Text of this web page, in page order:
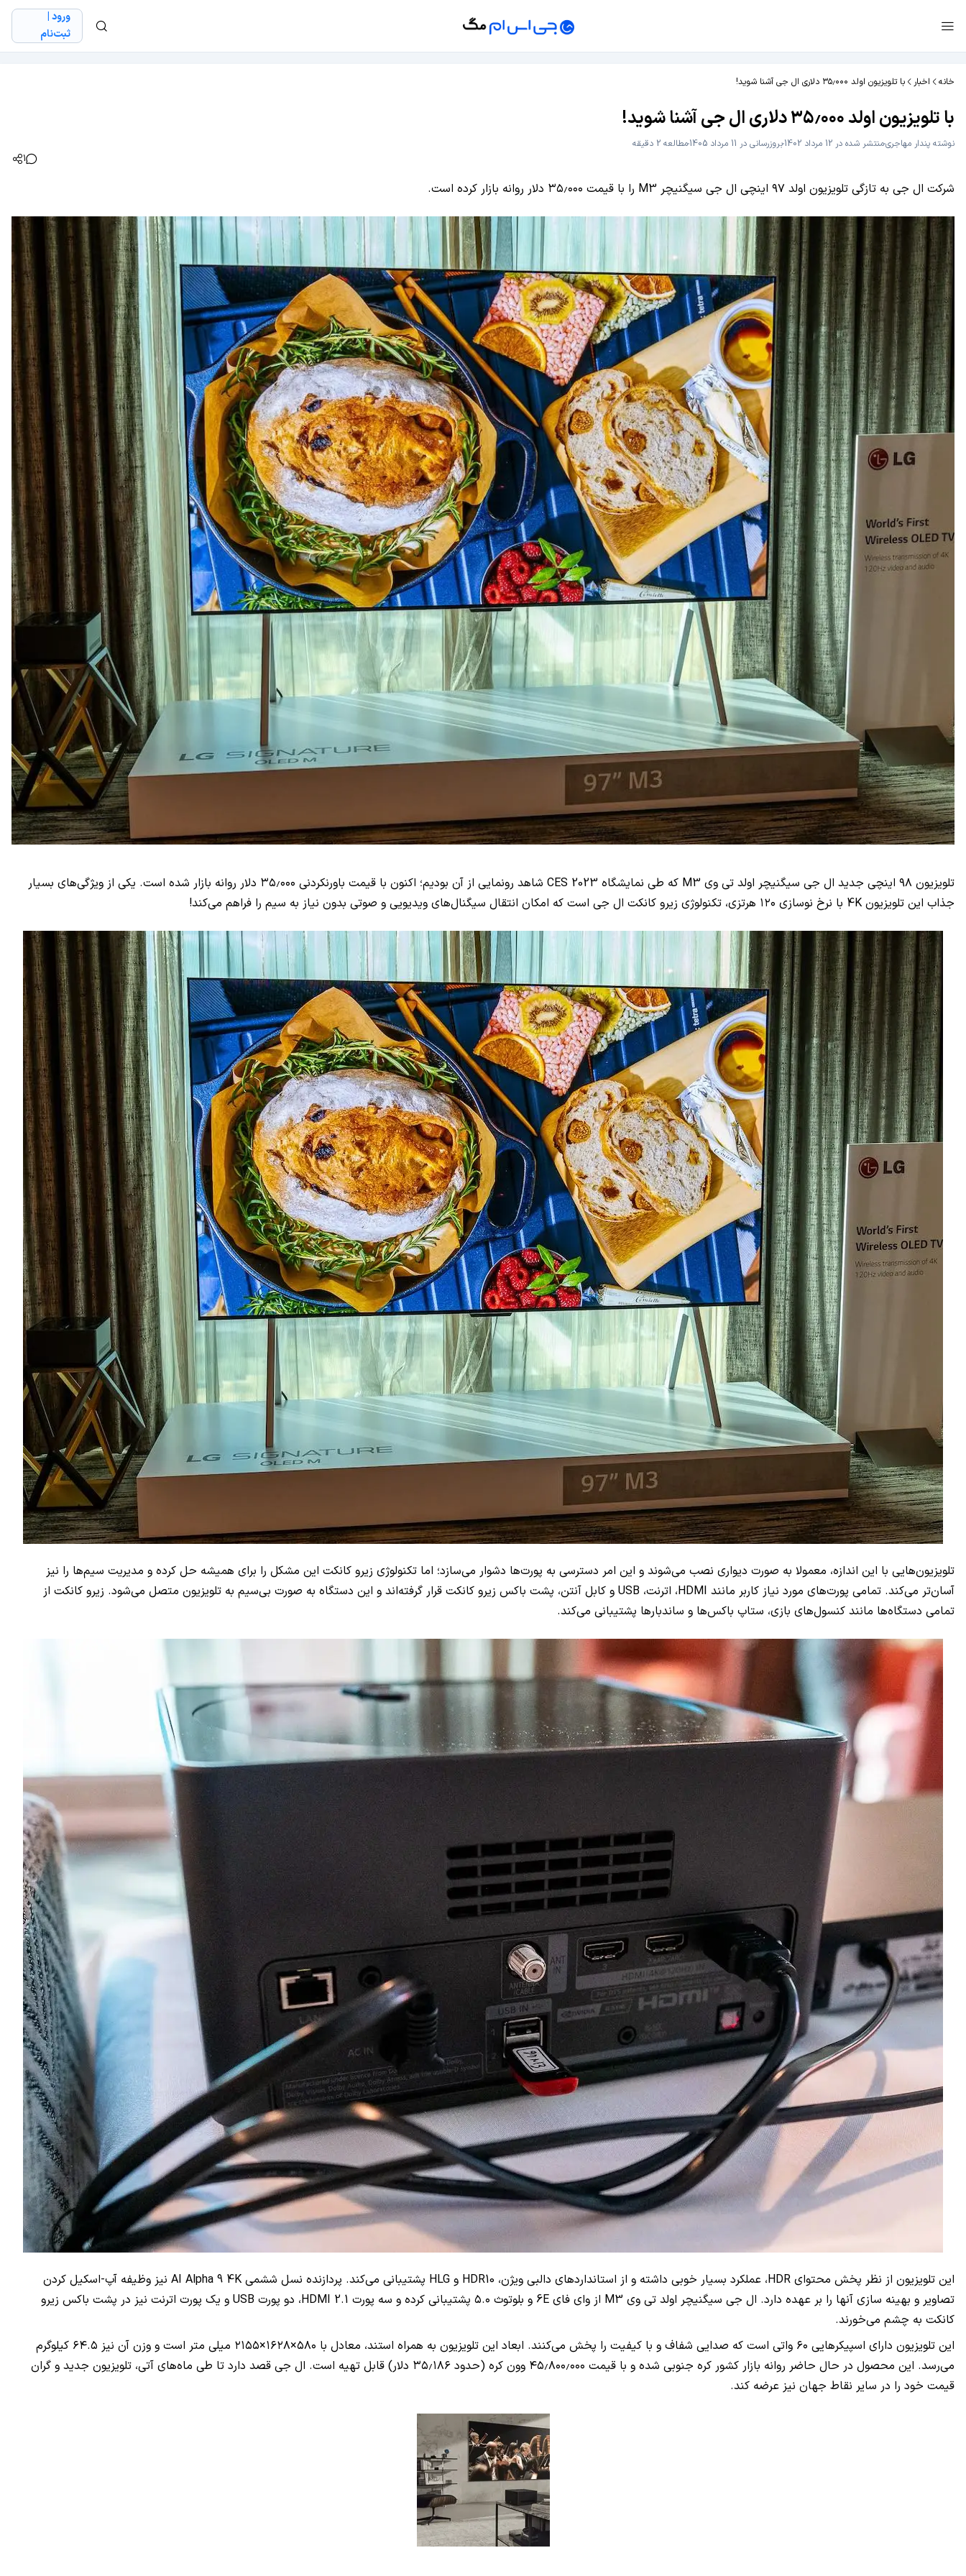
ورود |
ثبت‌نام
خانه اخبار با تلویزیون اولد ۳۵٫۰۰۰ دلاری ال جی آشنا شوید!
با تلویزیون اولد ۳۵٫۰۰۰ دلاری ال جی آشنا شوید!
نوشته پندار مهاجریمنتشر شده در 12 مرداد 1402 بروزرسانی در 11 مرداد 1405
مطالعه 2 دقیقه
1
شرکت ال جی به تازگی تلویزیون اولد ۹۷ اینچی ال جی سیگنیچر M3 را با قیمت ۳۵٫۰۰۰ دلار روانه بازار کرده است.
تلویزیون ۹۸ اینچی جدید ال جی سیگنیچر اولد تی وی M3 که طی نمایشگاه CES 2023
شاهد رونمایی از آن بودیم؛ اکنون با قیمت باورنکردنی ۳۵٫۰۰۰ دلار روانه بازار شده است. یکی از ویژگی‌های بسیار
جذاب این تلویزیون 4K با نرخ نوسازی ۱۲۰ هرتزی، تکنولوژی زیرو کانکت ال جی است که امکان انتقال سیگنال‌های ویدیویی و صوتی بدون نیاز به سیم را فراهم می‌کند!
تلویزیون‌هایی با این اندازه، معمولا به صورت دیواری نصب می‌شوند و این امر دسترسی به پورت‌ها دشوار می‌سازد؛ اما تکنولوژی زیرو کانکت این مشکل را برای همیشه حل کرده و مدیریت‌ سیم‌ها را نیز
آسان‌تر می‌کند. تمامی پورت‌های مورد نیاز کاربر مانند HDMI، اترنت، USB و کابل آنتن، پشت باکس زیرو کانکت قرار گرفته‌اند و این دستگاه به صورت بی‌سیم به تلویزیون متصل می‌شود. زیرو کانکت از
تمامی دستگاه‌ها مانند کنسول‌های بازی، ستاپ باکس‌ها و ساندبار‌ها پشتیبانی می‌کند.
این تلویزیون از نظر پخش محتوای HDR، عملکرد بسیار خوبی داشته و از استانداردهای دالبی ویژن، HDR10 و HLG پشتیبانی می‌کند. پردازنده نسل ششمی AI Alpha 9 4K نیز وظیفه آپ-اسکیل کردن
تصاویر و بهینه سازی آنها را بر عهده دارد. ال جی سیگنیچر اولد تی وی M3 از وای فای 6E و بلوتوث ۵.۰ پشتیبانی کرده و سه پورت HDMI 2.1، دو پورت USB و یک پورت اترنت نیز در پشت باکس زیرو
کانکت به چشم می‌خورند.
این تلویزیون دارای اسپیکر‌هایی ۶۰ واتی است که صدایی شفاف و با کیفیت را پخش می‌کنند. ابعاد این تلویزیون به همراه استند، معادل با ۵۸۰×۱۶۲۸×۲۱۵۵ میلی متر است و وزن آن نیز ۶۴.۵ کیلوگرم
می‌رسد. این محصول در حال حاضر روانه بازار کشور کره جنوبی‌ شده و با قیمت ۴۵٫۸۰۰٫۰۰۰ وون کره (حدود ۳۵٫۱۸۶ دلار) قابل تهیه است. ال جی قصد دارد تا طی ماه‌های آتی، تلویزیون جدید و گران
قیمت خود را در سایر نقاط جهان نیز عرضه کند.